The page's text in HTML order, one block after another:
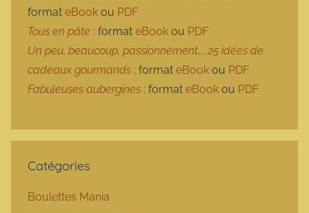
format eBook ou PDF
Tous en pâte : format eBook ou PDF
Un peu, beaucoup, passionnément…, 25 idées de
cadeaux gourmands : format eBook ou PDF
Fabuleuses aubergines : format eBook ou PDF
Catégories
Boulettes Mania